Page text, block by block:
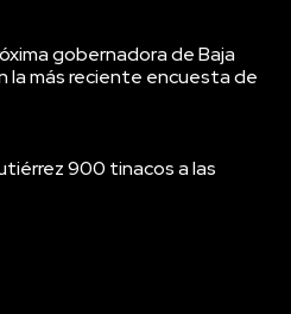
gobernadora de Baja
la más reciente encuesta de
900 tinacos a las